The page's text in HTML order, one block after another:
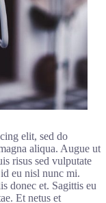
elit, sed do
aliqua. Augue ut
risus sed vulputate
eu nisl nunc mi.
donec et. Sagittis eu
Et netus et